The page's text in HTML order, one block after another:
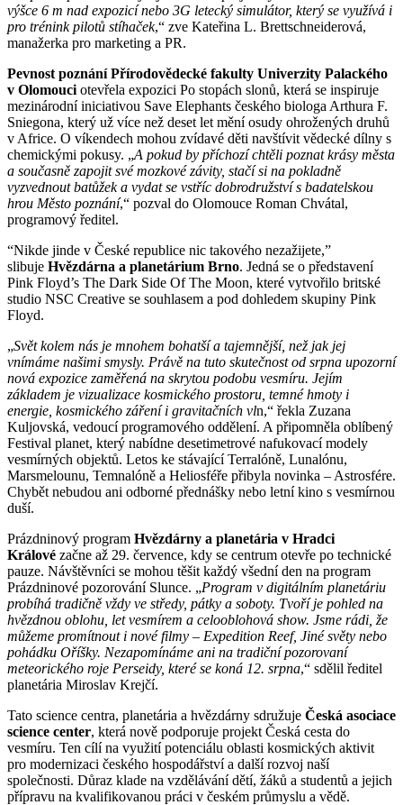
výšce 6 m nad expozicí nebo 3G letecký simulátor, který se využívá i
pro trénink pilotů stíhaček,“ zve Kateřina L. Brettschneiderová,
manažerka pro marketing a PR.
Pevnost poznání Přírodovědecké fakulty Univerzity Palackého
v Olomouci otevřela expozici Po stopách slonů, která se inspiruje
mezinárodní iniciativou Save Elephants českého biologa Arthura F.
Sniegona, který už více než deset let mění osudy ohrožených druhů
v Africe. O víkendech mohou zvídavé děti navštívit vědecké dílny s
chemickými pokusy. „A pokud by příchozí chtěli poznat krásy města
a současně zapojit své mozkové závity, stačí si na pokladně
vyzvednout batůžek a vydat se vstříc dobrodružství s badatelskou
hrou Město poznání,“ pozval do Olomouce Roman Chvátal,
programový ředitel.
“Nikde jinde v České republice nic takového nezažijete,”
slibuje Hvězdárna a planetárium Brno. Jedná se o představení
Pink Floyd’s The Dark Side Of The Moon, které vytvořilo britské
studio NSC Creative se souhlasem a pod dohledem skupiny Pink
Floyd.
„Svět kolem nás je mnohem bohatší a tajemnější, než jak jej
vnímáme našimi smysly. Právě na tuto skutečnost od srpna upozorní
nová expozice zaměřená na skrytou podobu vesmíru. Jejím
základem je vizualizace kosmického prostoru, temné hmoty i
energie, kosmického záření i gravitačních vln,“ řekla Zuzana
Kuljovská, vedoucí programového oddělení. A připomněla oblíbený
Festival planet, který nabídne desetimetrové nafukovací modely
vesmírných objektů. Letos ke stávající Terralóně, Lunalónu,
Marsmelounu, Temnalóně a Heliosféře přibyla novinka – Astrosfére.
Chybět nebudou ani odborné přednášky nebo letní kino s vesmírnou
duší.
Prázdninový program Hvězdárny a planetária v Hradci
Králové začne až 29. července, kdy se centrum otevře po technické
pauze. Návštěvníci se mohou těšit každý všední den na program
Prázdninové pozorování Slunce. „Program v digitálním planetáriu
probíhá tradičně vždy ve středy, pátky a soboty. Tvoří je pohled na
hvězdnou oblohu, let vesmírem a celooblohová show. Jsme rádi, že
můžeme promítnout i nové filmy – Expedition Reef, Jiné světy nebo
pohádku Oříšky. Nezapomínáme ani na tradiční pozorovaní
meteorického roje Perseidy, které se koná 12. srpna,“ sdělil ředitel
planetária Miroslav Krejčí.
Tato science centra, planetária a hvězdárny sdružuje Česká asociace
science center, která nově podporuje projekt Česká cesta do
vesmíru. Ten cílí na využití potenciálu oblasti kosmických aktivit
pro modernizaci českého hospodářství a další rozvoj naší
společnosti. Důraz klade na vzdělávání dětí, žáků a studentů a jejich
přípravu na kvalifikovanou práci v českém průmyslu a vědě.